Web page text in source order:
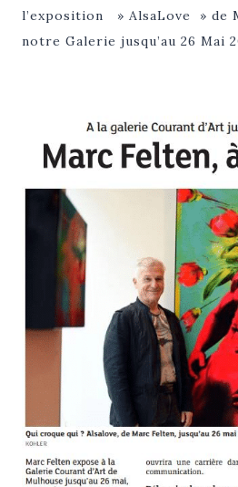
l’exposition » AlsaLove » de
notre Galerie jusqu’au 26 Mai